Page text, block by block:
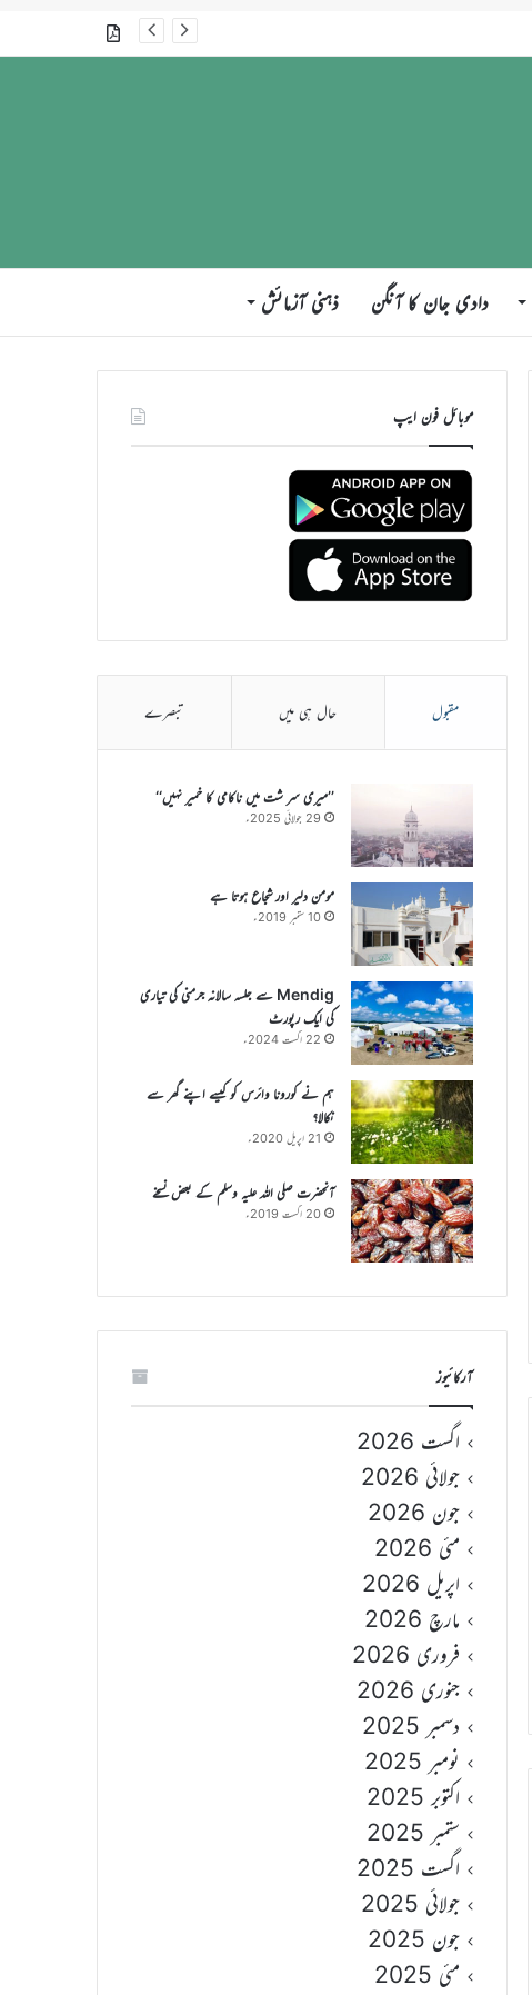
گذشتہ شمارے
دادی جان کا آنگن ذہنی آزمائش
موبائل فون ایپ
مقبول حال ہی میں تبصرے
’’میری سر شت میں ناکامی کا خمیر نہیں‘‘
29 جولائی 2025ء
مومن دلیر اور شجاع ہوتا ہے
10 ستمبر 2019ء
Mendig سے جلسہ سالانہ جرمنی کی تیاری
کی ایک رپورٹ
22 اگست 2024ء
ہم نے کورونا وائرس کو کیسے اپنے گھر سے
نکالا؟
21 اپریل 2020ء
آنحضرت صلی اللہ علیہ وسلم کے بعض نسخے
20 اگست 2019ء
آرکائیوز
اگست 2026
جولائی 2026
جون 2026
مئی 2026
اپریل 2026
مارچ 2026
فروری 2026
جنوری 2026
دسمبر 2025
نومبر 2025
اکتوبر 2025
ستمبر 2025
اگست 2025
جولائی 2025
جون 2025
مئی 2025